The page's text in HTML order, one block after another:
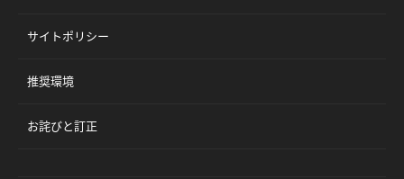
サイトポリシー
推奨環境
お詫びと訂正